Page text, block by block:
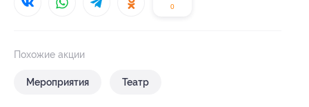
0
Похожие акции
Мероприятия Театр